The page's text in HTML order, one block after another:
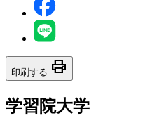
印刷する print
学習院大学